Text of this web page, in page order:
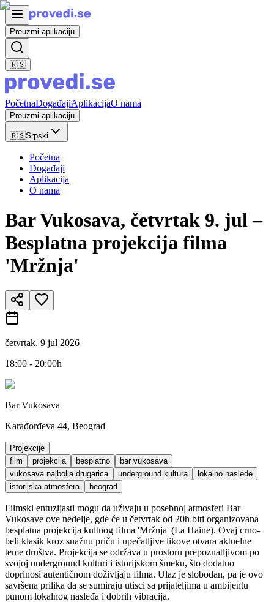
Preuzmi aplikaciju
🇷🇸
PočetnaDogađajiAplikacijaO nama
Preuzmi aplikaciju
🇷🇸Srpski
Početna
Događaji
Aplikacija
O nama
Bar Vukosava, četvrtak 9. jul –
Besplatna projekcija filma
'Mržnja'
četvrtak, 9 jul 2026
18:00 - 20:00h
Bar Vukosava
Karađorđeva 44, Beograd
Projekcije
film
projekcija besplatno
bar vukosava
vukosava najbolja drugarica
underground kultura
lokalno naslede
istorijska atmosfera
beograd
Filmski entuzijasti mogu da uživaju u posebnoj atmosferi Bar
Vukosave ove nedelje, gde će u četvrtak od 20h biti organizovana
besplatna projekcija kultnog filma 'Mržnja' (La Haine). Ovaj crno-
beli klasik kroz snažnu priču i upečatljive likove otvara aktuelne
teme društva. Projekcija se održava u prostoru prepoznatljivom po
svojoj underground kulturi i istorijskom šmeku, što dodatno
doprinosi autentičnom doživljaju filma. Ulaz je slobodan, pa je ovo
savršena prilika da se sumiraju utisci sa prijateljima u ambijentu
punom lokalnog nasleđa i dobrih vibracija.